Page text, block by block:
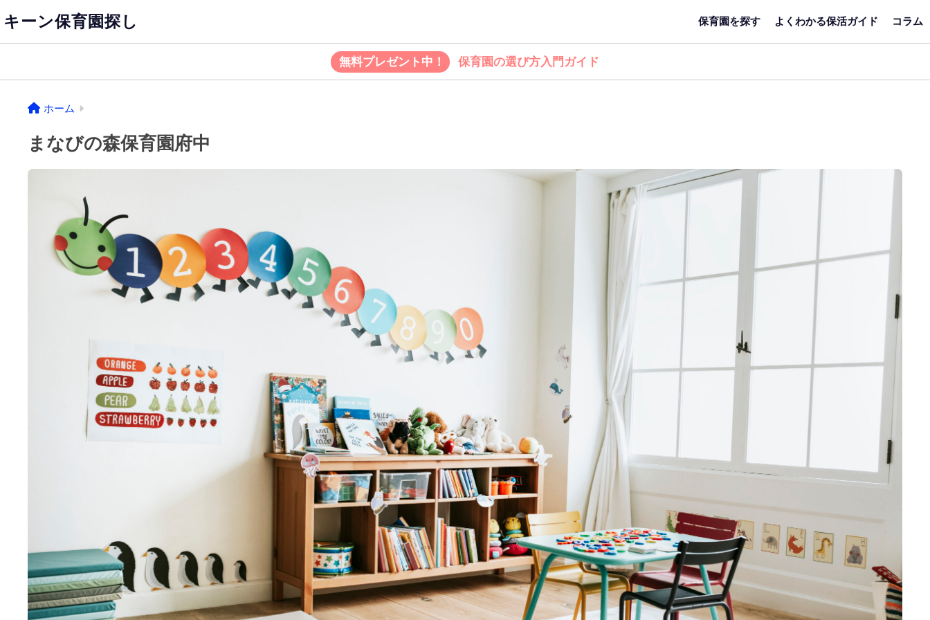
キーン保育園探し 保育園を探す よくわかる保活ガイド コラム
無料プレゼント中！ 保育園の選び方入門ガイド
ホーム
まなびの森保育園府中